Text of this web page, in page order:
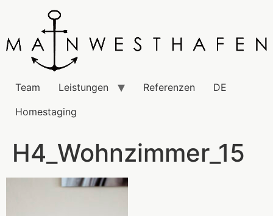
Team Leistungen Referenzen
DE
Homestaging
H4_Wohnzimmer_15